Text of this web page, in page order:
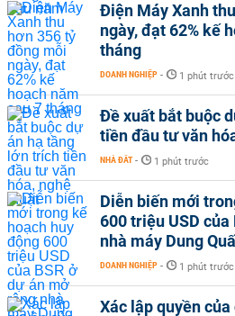
Điện Máy Xanh
ngày, đạt 62% kế
tháng
DOANH NGHIỆP - 1 phút trước
Đề xuất bắt buộc
tiền đầu tư văn
NHÀ ĐẤT - 1 phút trước
Diễn biến mới
600 triệu USD của
nhà máy Dung
DOANH NGHIỆP - 1 phút trước
Xác lập quyền